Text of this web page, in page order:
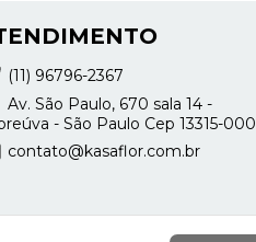
(11) 96796-2367
Av. São Paulo, 670 sala 14 -
- São Paulo Cep 13315-000
contato@kasaflor.com.br